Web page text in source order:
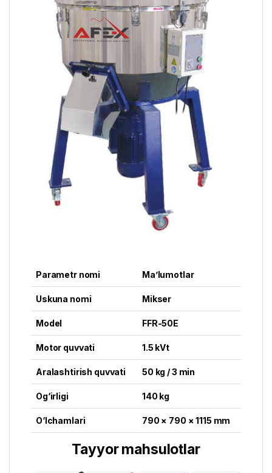
Parametr nomi Ma’lumotlar
Uskuna nomi Mikser
Model FFR-50E
Motor quvvati 1.5 kVt
Aralashtirish quvvati 50 kg / 3 min
Og‘irligi 140 kg
O‘lchamlari 790 × 790 × 1115 mm
Tayyor mahsulotlar